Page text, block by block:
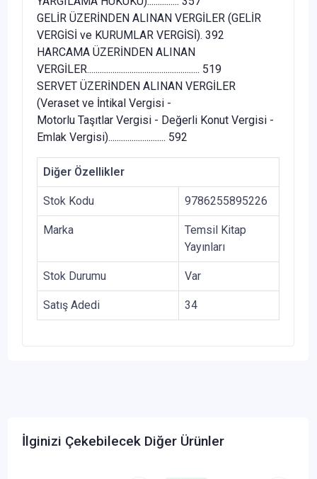
GELİR ÜZERİNDEN ALINAN VERGİLER (GELİR
VERGİSİ ve KURUMLAR VERGİSİ). 392
HARCAMA ÜZERİNDEN ALINAN
VERGİLER..................................................... 519
SERVET ÜZERİNDEN ALINAN VERGİLER
(Veraset ve İntikal Vergisi -
Motorlu Taşıtlar Vergisi - Değerli Konut Vergisi -
Emlak Vergisi)........................... 592
Diğer Özellikler
Stok Kodu 9786255895226
Marka
Temsil Kitap
Yayınları
Stok Durumu Var
Satış Adedi 34
İlginizi Çekebilecek Diğer Ürünler